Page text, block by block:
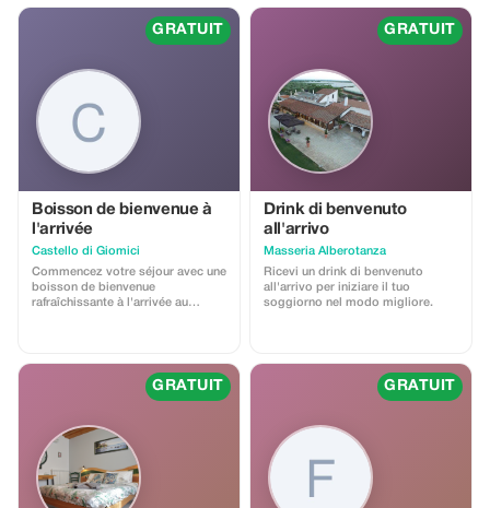
GRATUIT
Boisson de bienvenue à
l'arrivée
Castello di Giomici
Commencez votre séjour avec une
boisson de bienvenue
rafraîchissante à l'arrivée au
GRATUIT
Drink di benvenuto
all'arrivo
Masseria Alberotanza
Ricevi un drink di benvenuto
all'arrivo per iniziare il tuo
soggiorno nel modo migliore.
GRATUIT GRATUIT